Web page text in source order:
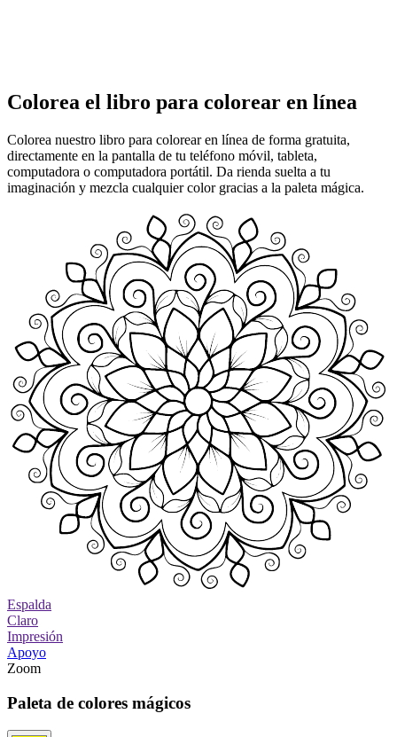
Colorea el libro para colorear en línea
Colorea nuestro libro para colorear en línea de forma gratuita,
directamente en la pantalla de tu teléfono móvil, tableta,
computadora o computadora portátil. Da rienda suelta a tu
imaginación y mezcla cualquier color gracias a la paleta mágica.
Espalda
Claro
Impresión
Apoyo
Zoom
Paleta de colores mágicos